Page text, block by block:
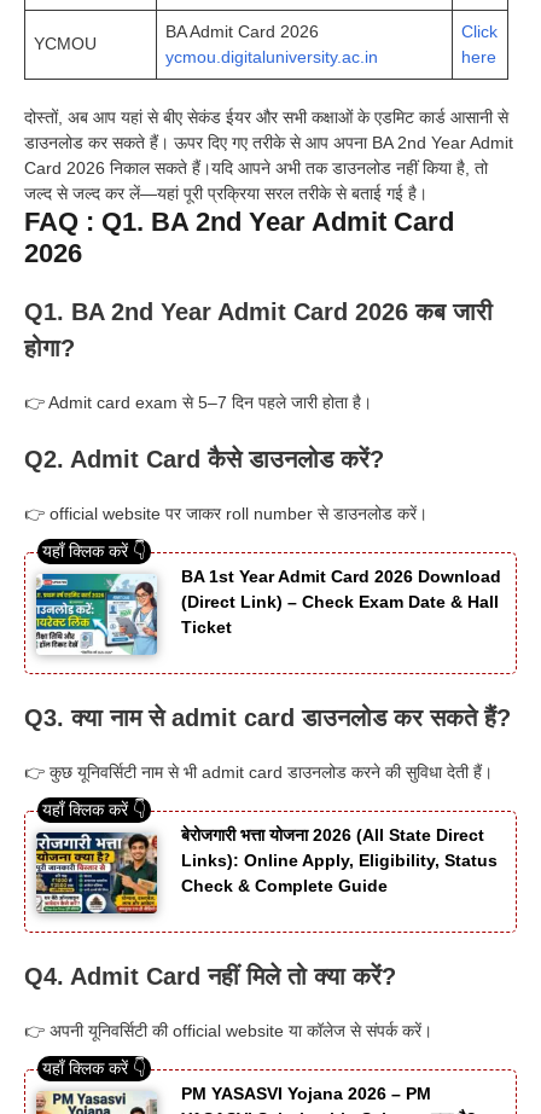
YCMOU
BA Admit Card 2026
ycmou.digitaluniversity.ac.in
Click
here
दोस्तों, अब आप यहां से बीए सेकंड ईयर और सभी कक्षाओं के एडमिट कार्ड आसानी से
डाउनलोड कर सकते हैं। ऊपर दिए गए तरीके से आप अपना BA 2nd Year Admit
Card 2026 निकाल सकते हैं।यदि आपने अभी तक डाउनलोड नहीं किया है, तो
जल्द से जल्द कर लें—यहां पूरी प्रक्रिया सरल तरीके से बताई गई है।
FAQ : Q1. BA 2nd Year Admit Card
2026
Q1. BA 2nd Year Admit Card 2026 कब जारी
होगा?
👉 Admit card exam से 5–7 दिन पहले जारी होता है।
Q2. Admit Card कैसे डाउनलोड करें?
👉 official website पर जाकर roll number से डाउनलोड करें।
BA 1st Year Admit Card 2026 Download
(Direct Link) – Check Exam Date & Hall
Ticket
Q3. क्या नाम से admit card डाउनलोड कर सकते हैं?
👉 कुछ यूनिवर्सिटी नाम से भी admit card डाउनलोड करने की सुविधा देती हैं।
बेरोजगारी भत्ता योजना 2026 (All State Direct
Links): Online Apply, Eligibility, Status
Check & Complete Guide
Q4. Admit Card नहीं मिले तो क्या करें?
👉 अपनी यूनिवर्सिटी की official website या कॉलेज से संपर्क करें।
PM YASASVI Yojana 2026 – PM